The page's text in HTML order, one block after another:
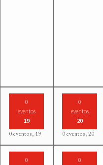
0
eventos
19
0 eventos, 19
0
eventos
20
0 eventos,20
0
0